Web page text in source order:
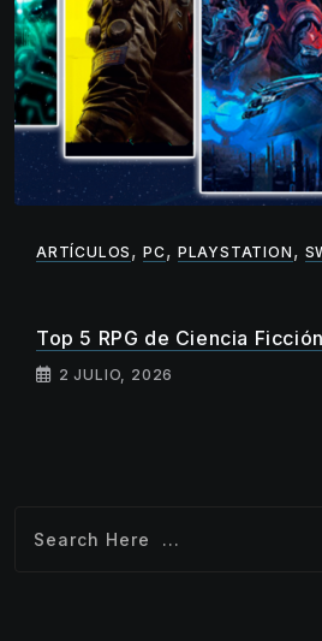
ARTÍCULOS ,PC, PLAYSTATION ,
Top 5 RPG de Ciencia
2 JULIO, 2026